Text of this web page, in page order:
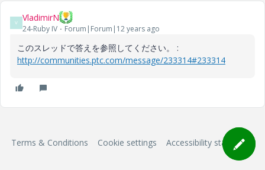
V VladimirN
24-Ruby IV Forum|Forum|12 years ago
このスレッドで答えを参照してください。 :
http://communities.ptc.com/message/233314#233314
Terms & Conditions Cookie settings Accessibility statement